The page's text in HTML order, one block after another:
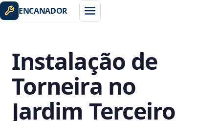
ENCANADOR
Instalação de
Torneira no
Jardim Terceiro